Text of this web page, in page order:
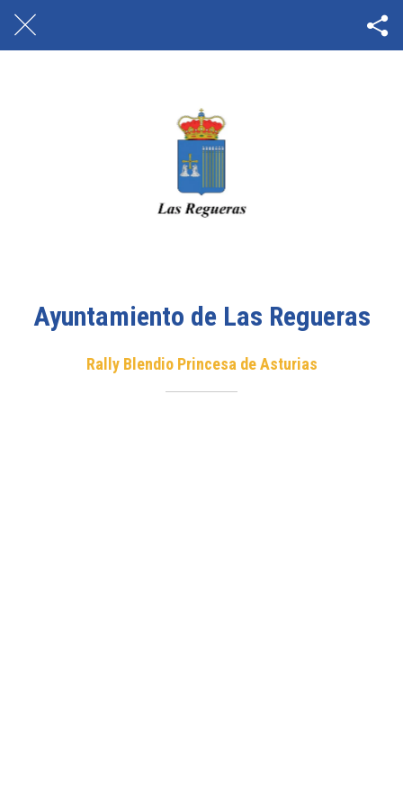
Ayuntamiento de Las Regueras
Rally Blendio Princesa de Asturias